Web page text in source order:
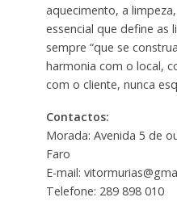
aquecimento, a
essencial que define as
sempre “que se
harmonia com o local,
com o cliente, nunca
Contactos:
Morada: Avenida 5 de
Faro
E-mail:
Telefone: 289 898 010